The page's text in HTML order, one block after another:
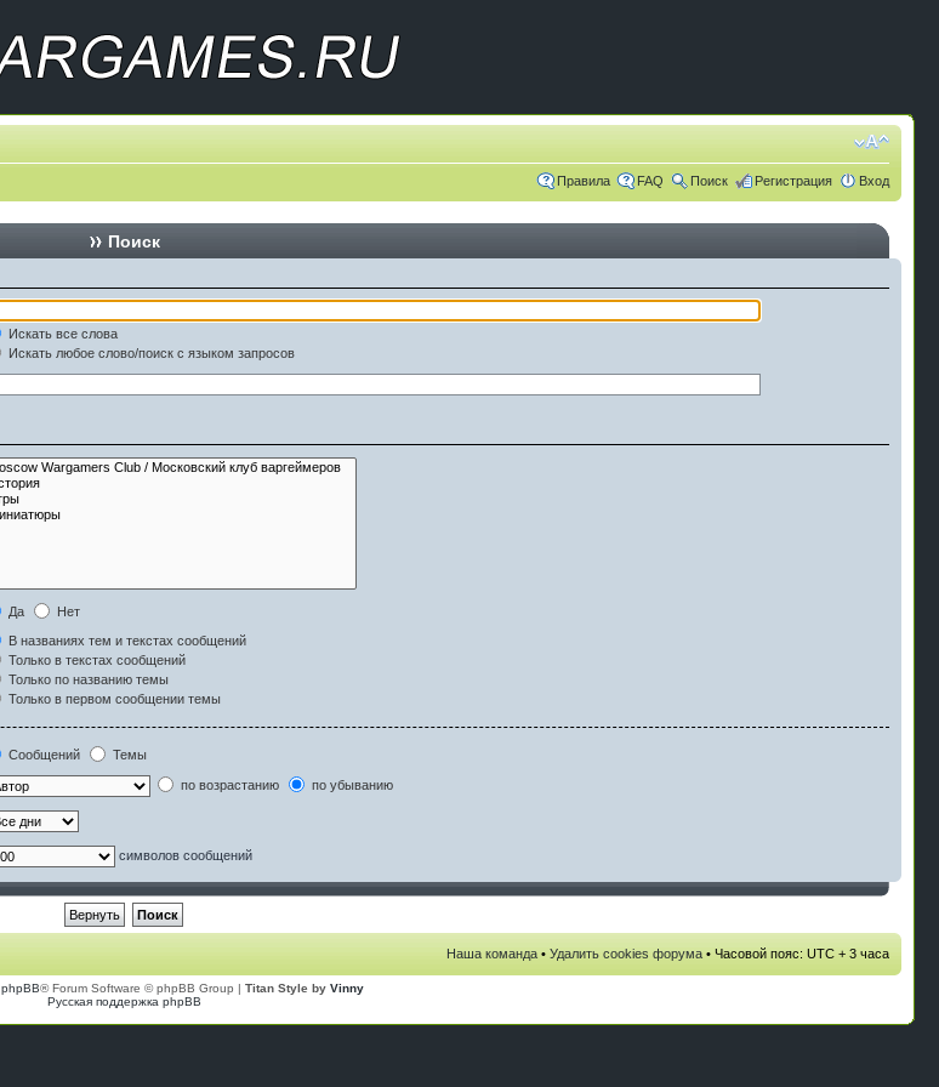
Правила FAQ Поиск Регистрация Вход
Поиск
Искать все слова
Искать любое слово/поиск с языком запросов
Да
Нет
В названиях тем и текстах сообщений
Только в текстах сообщений
Только по названию темы
Только в первом сообщении темы
Сообщений
Темы
по возрастанию по убыванию
символов сообщений
Наша команда • Удалить cookies форума • Часовой пояс: UTC + 3 часа
phpBB® Forum Software © phpBB Group | Titan Style by Vinny
Русская поддержка phpBB